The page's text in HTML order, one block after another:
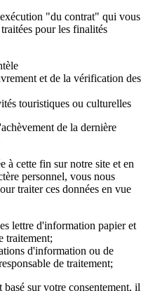
"du contrat" qui vous
pour les finalités
et de la vérification des
touristiques ou culturelles
de la dernière
à cette fin sur notre site et en
personnel, vous nous
traiter ces données en vue
lettre d'information papier et
traitement;
d'information ou de
de traitement;
sur votre consentement, il